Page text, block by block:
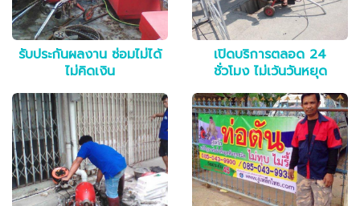
รับประกันผลงาน ซ่อมไม่ได้
ไม่คิดเงิน
เปิดบริการตลอด 24
ชั่วโมง ไม่เว้นวันหยุด